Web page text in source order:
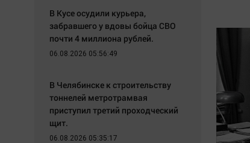
В Кусе осудили курьера,
забравшего у вдовы бойца СВО
почти 4 миллиона рублей.
06.08.2026 05:56:49
В Челябинске к строительству
тоннелей метротрамвая
приступил третий проходческий
щит.
06.08.2026 05:35:17